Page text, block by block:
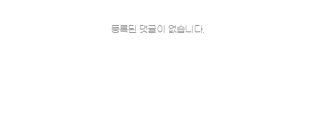
등록된 댓글이 없습니다.